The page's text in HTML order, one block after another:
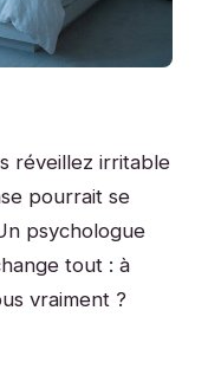
réveillez irritable
pourrait se
psychologue
tout : à
vraiment ?